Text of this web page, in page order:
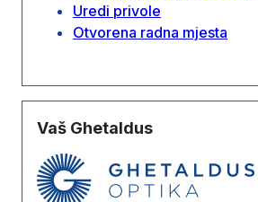
Uredi privole
Otvorena radna mjesta
Vaš Ghetaldus